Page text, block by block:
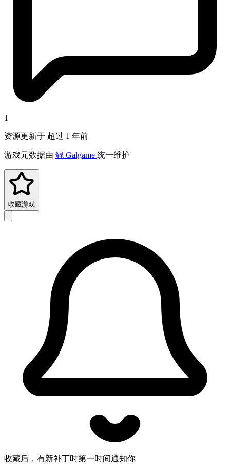
1
资源更新于 超过 1 年前
游戏元数据由 鲲 Galgame 统一维护
收藏游戏
收藏后，有新补丁时第一时间通知你